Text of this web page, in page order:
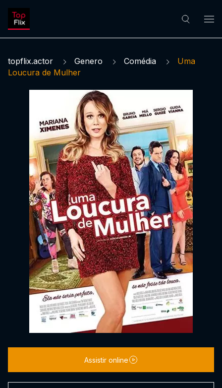
topflix.actor Genero Comédia
Uma
Loucura de Mulher
Assistir online